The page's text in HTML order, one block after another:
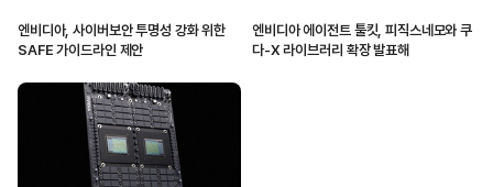
엔비디아, 사이버보안 투명성 강화 위한
SAFE 가이드라인 제안
엔비디아 에이전트 툴킷, 피직스네모와 쿠
다-X 라이브러리 확장 발표해